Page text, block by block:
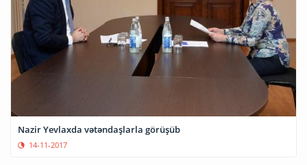
Nazir Yevlaxda vətəndaşlarla görüşüb
14-11-2017